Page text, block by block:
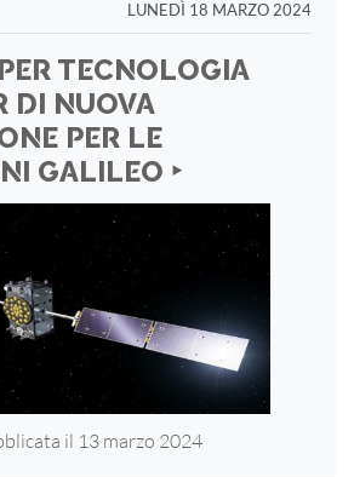
LUNEDÌ 18 MARZO 2024
TECNOLOGIA
DI NUOVA
PER LE
GALILEO ‣
il 13 marzo 2024